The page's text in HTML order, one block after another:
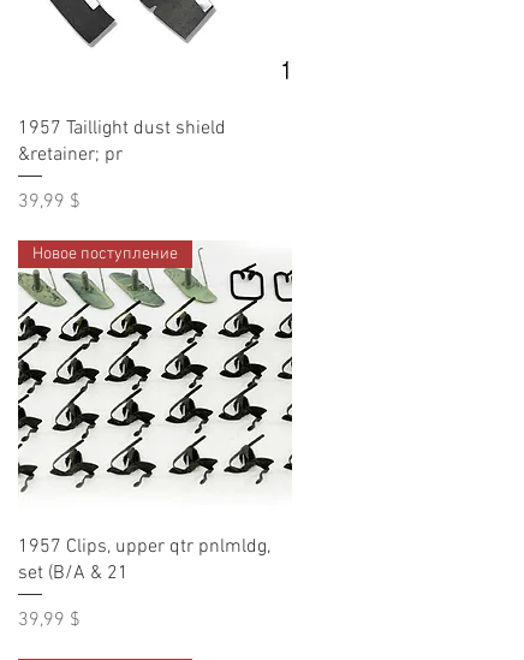
Быстрый просмотр
1957 Taillight dust shield
&retainer; pr
Цена
39,99 $
Быстрый просмотр
Новое поступление
1957 Clips, upper qtr pnlmldg,
set (B/A & 21
Цена
39,99 $